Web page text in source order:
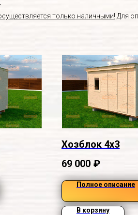
только наличными! Для
Хозблок 4х3
69 000 ₽
Полное описание
В корзину